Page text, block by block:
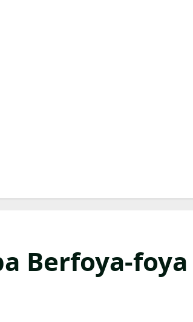
Berfoya-foya